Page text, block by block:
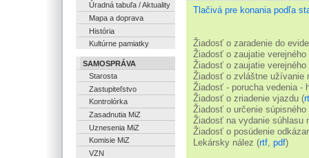
Úradná tabuľa / Aktuality
Mapa a doprava
História
Kultúrne pamiatky
SAMOSPRÁVA
Starosta
Zastupiteľstvo
Kontrolórka
Zasadnutia MiZ
Uznesenia MiZ
Komisie MiZ
VZN
Tlačivá pre konania podľa
Žiadosť o zaradenie do
Žiadosť o zaujatie
Žiadosť o zaujatie
Žiadosť o zvláštne užívanie
Žiadosť - porucha vedenia -
Žiadosť o zriadenie vjazdu (
Žiadosť o určenie
Žiadosť na vydanie súhlasu
Žiadosť o posúdenie
Lekársky nález (rtf, pdf)